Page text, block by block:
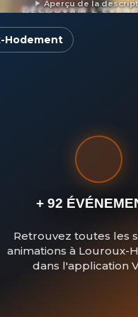
Aperçu de la
DÉCOUVRIR
Hodement
+ 92
Retrouvez toutes les
animations à Louroux-
dans l'application